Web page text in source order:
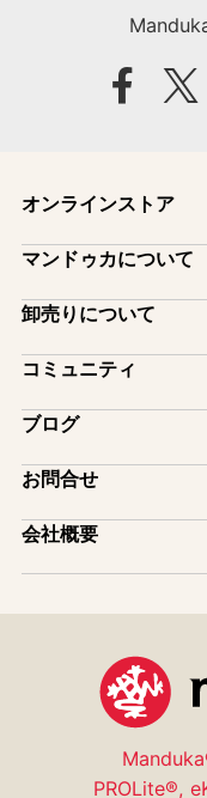
オンラインストア
ヨガマット
ヨガグッズ
ヨガマットケア用品
ヨガ雑貨
お買い物ガイド
マンドゥカについて
ブランドストーリー
保証制度
マットの選び方
販売店舗一覧
卸売りについて
卸売のご案内
レンタルサービス
ヨガマットロゴ入れサ
コミュニティ
アンバサダー
スタジオ導入紹介
ブログ
ピックアップ
manduka mag
お問合せ
一般のお問い合わせ
会社概要
サイトマップ
プライバシーポリシー
PROLite®,